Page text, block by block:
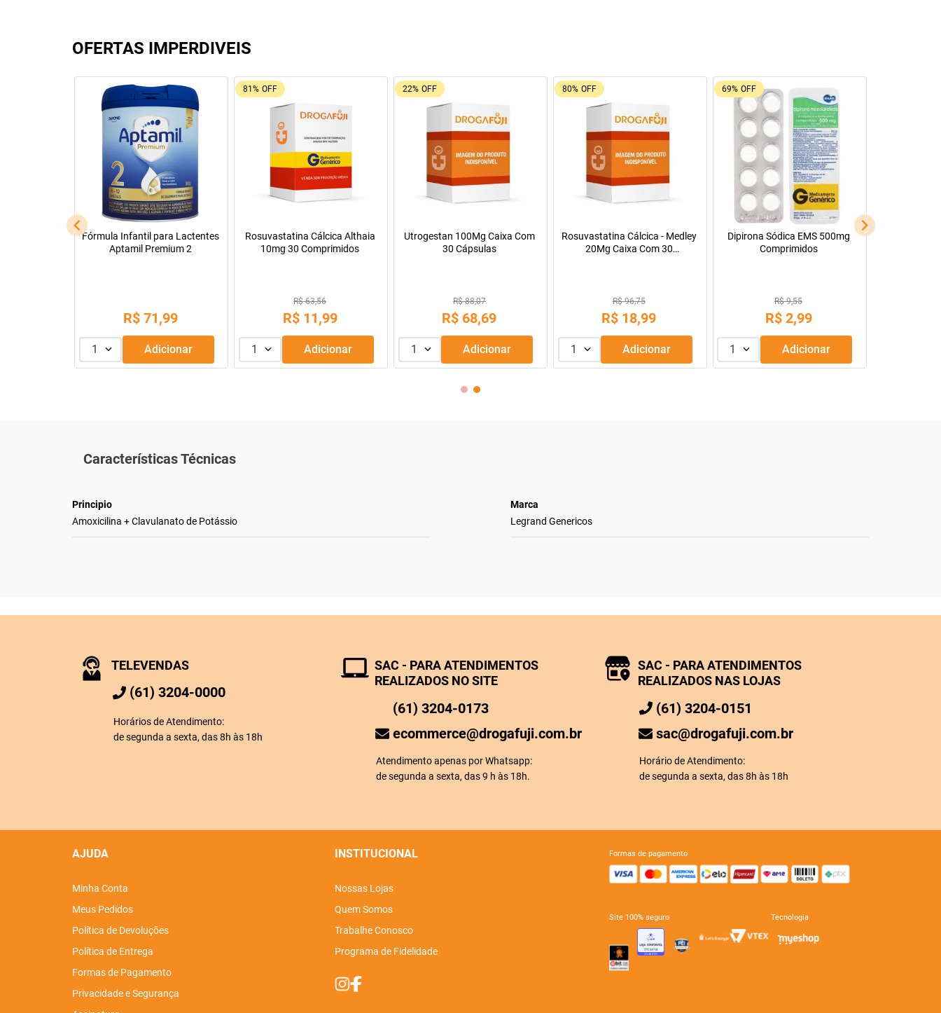
OFERTAS IMPERDIVEIS
Fórmula Infantil para Lactentes
Aptamil Premium 2
R$ 71,99
1 Adicionar
81% OFF
Rosuvastatina Cálcica Althaia
10mg 30 Comprimidos
R$ 63,56
R$ 11,99
1 Adicionar
22% OFF
Utrogestan 100Mg Caixa Com
30 Cápsulas
R$ 88,07
R$ 68,69
1 Adicionar
80% OFF
Rosuvastatina Cálcica - Medley
20Mg Caixa Com 30
R$ 96,75
R$ 18,99
1 Adicionar
69% OFF
Dipirona Sódica EMS 500mg
Comprimidos
R$ 9,55
R$ 2,99
1 Adicionar
Características Técnicas
Principio
Amoxicilina + Clavulanato de Potássio
Marca
Legrand Genericos
TELEVENDAS
(61) 3204-0000
Horários de Atendimento:
de segunda a sexta, das 8h às 18h
SAC - PARA ATENDIMENTOS
REALIZADOS NO SITE
(61) 3204-0173
ecommerce@drogafuji.com.br
Atendimento apenas por Whatsapp:
de segunda a sexta, das 9 h às 18h.
SAC - PARA ATENDIMENTOS
REALIZADOS NAS LOJAS
(61) 3204-0151
sac@drogafuji.com.br
Horário de Atendimento:
de segunda a sexta, das 8h às 18h
AJUDA
Minha Conta
Meus Pedidos
Política de Devoluções
Política de Entrega
Formas de Pagamento
Privacidade e Segurança
INSTITUCIONAL
Nossas Lojas
Quem Somos
Trabalhe Conosco
Programa de Fidelidade
formas de pagamento
site 100% seguro tecnologia